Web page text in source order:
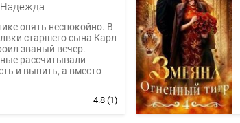
опять неспокойно. В
старшего сына Карл
званый вечер.
рассчитывали
и выпить, а вместо
4.8 (1)